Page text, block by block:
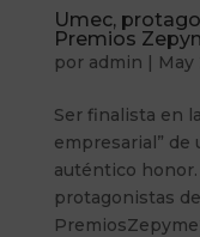
Umec,
Premios
por admin May
Ser finalista en
empresarial”
auténtico
protagonistas